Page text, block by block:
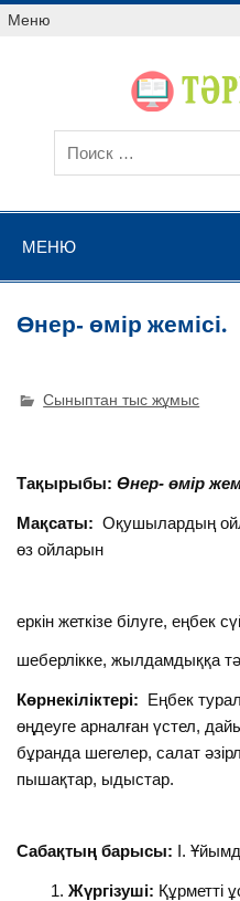
Меню
МЕНЮ
Өнер- өмір жемісі.
Сыныптан тыс жұмыс
Тақырыбы: Өнер- өмір
Мақсаты: Оқушылардың
өз ойларын
еркін жеткізе білуге, еңбек
шеберлікке, жылдамдыққа
Көрнекіліктері: Еңбек
өңдеуге арналған үстел,
бұранда шегелер, салат
пышақтар, ыдыстар.
Сабақтың барысы: І.
Жүргізуші: Құрметті